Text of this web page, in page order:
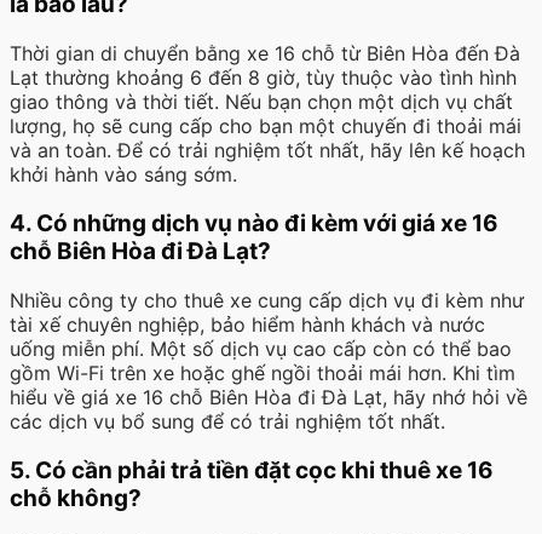
Thời gian di chuyển bằng xe 16 chỗ từ Biên Hòa đến Đà
Lạt thường khoảng 6 đến 8 giờ, tùy thuộc vào tình hình
giao thông và thời tiết. Nếu bạn chọn một dịch vụ chất
lượng, họ sẽ cung cấp cho bạn một chuyến đi thoải mái
và an toàn. Để có trải nghiệm tốt nhất, hãy lên kế hoạch
khởi hành vào sáng sớm.
4. Có những dịch vụ nào đi kèm với giá xe 16
chỗ Biên Hòa đi Đà Lạt?
Nhiều công ty cho thuê xe cung cấp dịch vụ đi kèm như
tài xế chuyên nghiệp, bảo hiểm hành khách và nước
uống miễn phí. Một số dịch vụ cao cấp còn có thể bao
gồm Wi-Fi trên xe hoặc ghế ngồi thoải mái hơn. Khi tìm
hiểu về giá xe 16 chỗ Biên Hòa đi Đà Lạt, hãy nhớ hỏi về
các dịch vụ bổ sung để có trải nghiệm tốt nhất.
5. Có cần phải trả tiền đặt cọc khi thuê xe 16
chỗ không?